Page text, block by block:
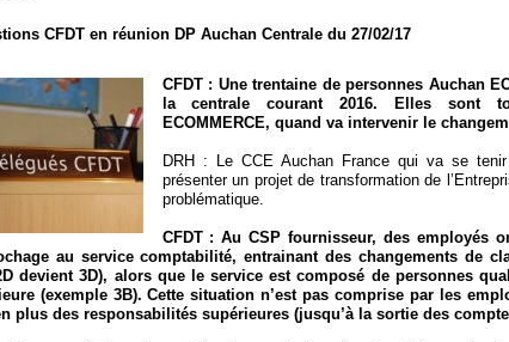
CFDT en réunion DP Auchan Centrale du 27/02/17
CFDT : Une trentaine de personnes Auchan
la centrale courant 2016. Elles sont
ECOMMERCE, quand va intervenir le
DRH : Le CCE Auchan France qui va se
présenter un projet de transformation de
problématique.
CFDT : Au CSP fournisseur, des employés
au service comptabilité, entrainant des changements de
devient 3D), alors que le service est composé de personnes
(exemple 3B). Cette situation n’est pas comprise par les
plus des responsabilités supérieures (jusqu’à la sortie des